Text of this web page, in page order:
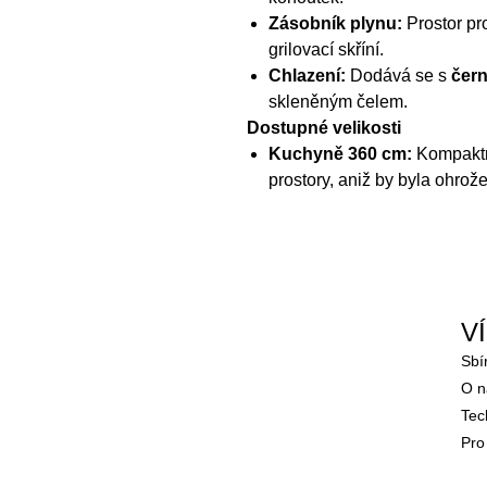
Zásobník plynu: Prostor
grilovací skříní.
Chlazení: Dodává se s
skleněným čelem.
Dostupné velikosti
Kuchyně 360 cm:
prostory, aniž by byla
O